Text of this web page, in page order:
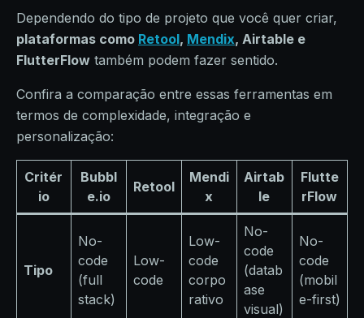
Dependendo do tipo de projeto que você quer criar,
plataformas como Retool, Mendix, Airtable e
FlutterFlow também podem fazer sentido.
Confira a comparação entre essas ferramentas em
termos de complexidade, integração e
personalização:
Critér
io
Bubbl
e.io
Retool
Mendi
x
Airtab
le
Flutte
rFlow
Tipo
No-
code
(full
stack)
Low-
code
Low-
code
corpo
rativo
No-
code
(datab
ase
visual)
No-
code
(mobil
e-first)